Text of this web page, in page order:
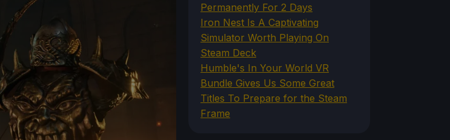
Permanently For 2 Days
Iron Nest Is A Captivating
Simulator Worth Playing On
Steam Deck
Humble's In Your World VR
Bundle Gives Us Some Great
Titles To Prepare for the Steam
Frame